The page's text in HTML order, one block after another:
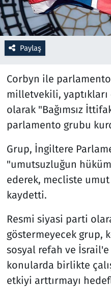
Paylaş
Corbyn ile
milletvekili,
olarak "Bağımsız
parlamento grubu
Grup, İngiltere
"umutsuzluğun
ederek, mecliste umut
kaydetti.
Resmi siyasi parti
göstermeyecek grup,
sosyal refah ve İsrail'e
konularda birlikte
etkiyi arttırmayı
Sağlık
Savunma Sanayi
Spor
Teknoloji ve Bilim
Televizyon